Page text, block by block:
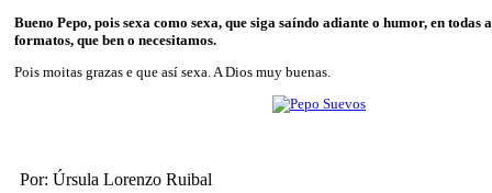
Bueno Pepo, pois sexa como sexa, que siga saíndo adiante o humor, en todas
formatos, que ben o necesitamos.
Pois moitas grazas e que así sexa. A Dios muy buenas.
Por: Úrsula Lorenzo Ruibal